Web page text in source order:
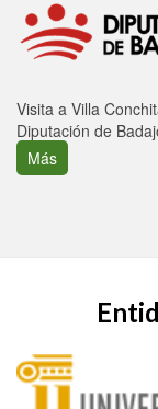
Visita a Villa
Diputación de
Más